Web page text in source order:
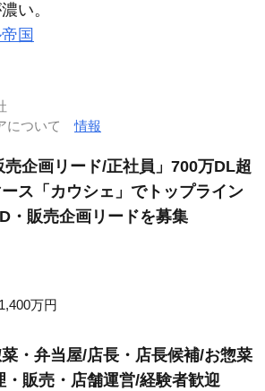
い。
国
について情報
売企画リード/正社員」700万DL超
ス「カウシェ」でトップライン
・販売企画リードを募集
万円
・弁当屋/店長・店長候補/お惣菜
・販売・店舗運営/経験者歓迎